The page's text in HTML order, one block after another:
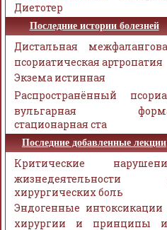
Диетотер
Последние истории болезней
Дистальная
псориатическая артропатия
Экзема истинная
Распространённый
вульгарная
стационарная ста
Последние добавленные лекции
Критические
жизнедеятельности
хирургических боль
Эндогенные интоксикации
хирургии и принципы